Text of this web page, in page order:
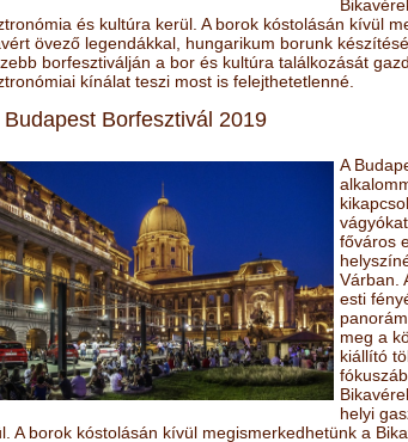
és kultúra kerül. A borok kóstolásán kívül
övező legendákkal, hungarikum borunk
borfesztiválján a bor és kultúra találkozását
kínálat teszi most is felejthetetlenné.
Budapest Borfesztivál 2019
A
főváros
Várban.
esti
meg a
kiállító
helyi
A borok kóstolásán kívül megismerkedhetünk a